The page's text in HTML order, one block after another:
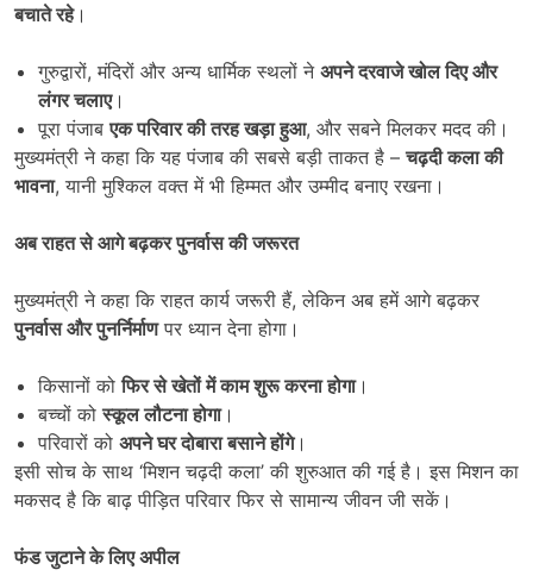
बचाते रहे।
गुरुद्वारों, मंदिरों और अन्य धार्मिक स्थलों ने अपने दरवाजे खोल दिए और
लंगर चलाए।
पूरा पंजाबएक परिवार की तरह खड़ा हुआ, और सबने मिलकर मदद की।
मुख्यमंत्री ने कहा कि यह पंजाब की सबसे बड़ी ताकत है –चढ़दी कला की
भावना, यानी मुश्किल वक्त में भी हिम्मत और उम्मीद बनाए रखना।
अब राहत से आगे बढ़कर पुनर्वास की जरूरत
मुख्यमंत्री ने कहा कि राहत कार्य जरूरी हैं, लेकिन अब हमें आगे बढ़कर
पुनर्वास और पुनर्निर्माणपर ध्यान देना होगा।
किसानों कोफिर से खेतों में काम शुरू करना होगा।
बच्चों कोस्कूल लौटना होगा।
परिवारों को अपने घर दोबारा बसाने होंगे।
इसी सोच के साथ ‘मिशन चढ़दी कला’ की शुरुआत की गई है। इस मिशन का
मकसद है कि बाढ़ पीड़ित परिवार फिर से सामान्य जीवन जी सकें।
फंड जुटाने के लिए अपील